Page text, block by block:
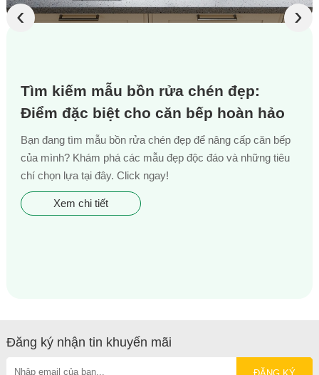
Tìm kiếm mẫu bồn rửa chén đẹp:
Điểm đặc biệt cho căn bếp hoàn hảo
Bạn đang tìm mẫu bồn rửa chén đẹp để nâng cấp căn bếp
của mình? Khám phá các mẫu đẹp độc đáo và những tiêu
chí chọn lựa tại đây. Click ngay!
Xem chi tiết
‹ ›
Đăng ký nhận tin khuyến mãi